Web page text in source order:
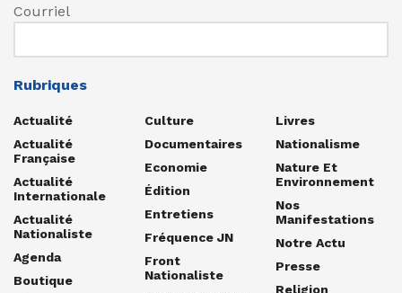
Courriel
Rubriques
Actualité
Actualité
Française
Actualité
Internationale
Actualité
Nationaliste
Agenda
Boutique
Culture
Documentaires
Economie
Édition
Entretiens
Fréquence JN
Front
Nationaliste
Livres
Nationalisme
Nature Et
Environnement
Nos
Manifestations
Notre Actu
Presse
Religion